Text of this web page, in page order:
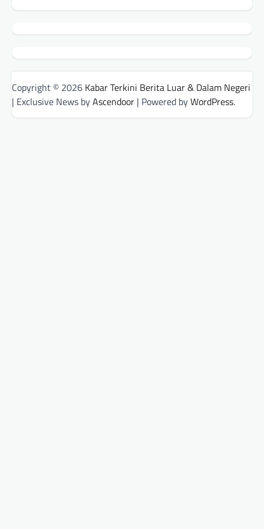
Copyright © 2026 Kabar Terkini Berita Luar & Dalam Negeri
| Exclusive News byAscendoor | Powered byWordPress.